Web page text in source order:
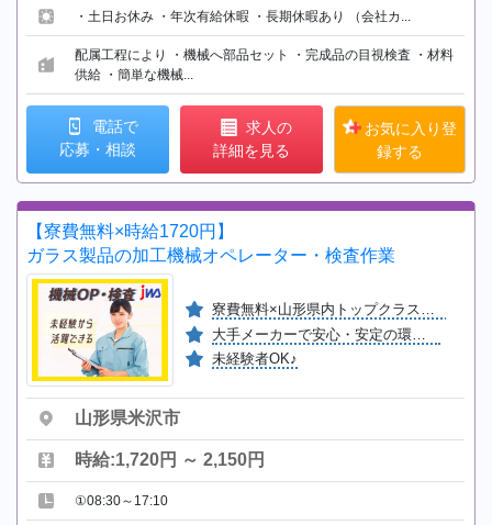
・土日お休み ・年次有給休暇 ・長期休暇あり （会社カ...
配属工程により ・機械へ部品セット ・完成品の目視検査 ・材料
供給 ・簡単な機械...
電話で
応募・相談
求人の
詳細を見る
お気に入り登
録する
【寮費無料×時給1720円】
ガラス製品の加工機械オペレーター・検査作業
寮費無料×山形県内トップクラスの高時給
未経験者OK♪
山形県米沢市
時給:1,720円 ～ 2,150円
①08:30～17:10